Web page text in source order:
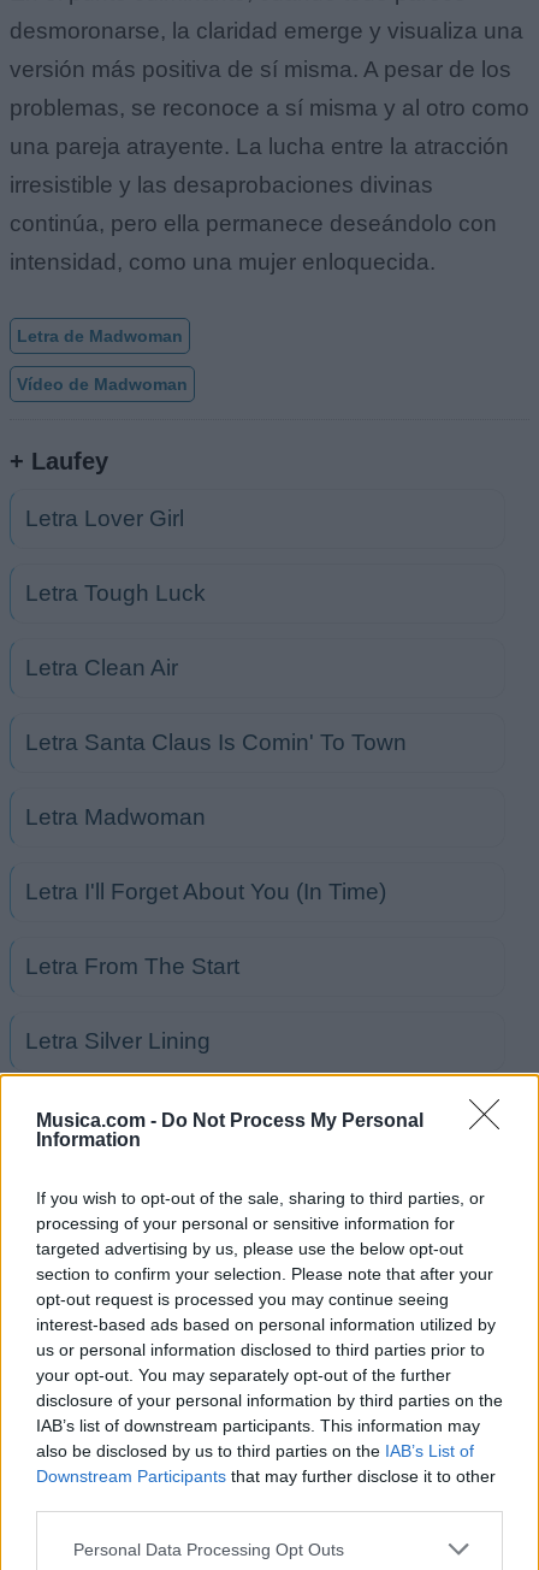
Musica.com - Do Not Process My Personal
Information
If you wish to opt-out of the sale, sharing to third parties, or
processing of your personal or sensitive information for
targeted advertising by us, please use the below opt-out
section to confirm your selection. Please note that after your
opt-out request is processed you may continue seeing
interest-based ads based on personal information utilized by
us or personal information disclosed to third parties prior to
your opt-out. You may separately opt-out of the further
disclosure of your personal information by third parties on the
IAB’s list of downstream participants. This information may
also be disclosed by us to third parties on the IAB’s List of
Downstream Participants that may further disclose it to other
Personal Data Processing Opt Outs
desmoronarse, la claridad emerge y visualiza una
versión más positiva de sí misma. A pesar de los
problemas, se reconoce a sí misma y al otro como
una pareja atrayente. La lucha entre la atracción
irresistible y las desaprobaciones divinas
continúa, pero ella permanece deseándolo con
intensidad, como una mujer enloquecida.
Letra de Madwoman
Vídeo de Madwoman
+ Laufey
Letra Lover Girl
Letra Tough Luck
Letra Clean Air
Letra Santa Claus Is Comin' To Town
Letra Madwoman
Letra I'll Forget About You (In Time)
Letra From The Start
Letra Silver Lining